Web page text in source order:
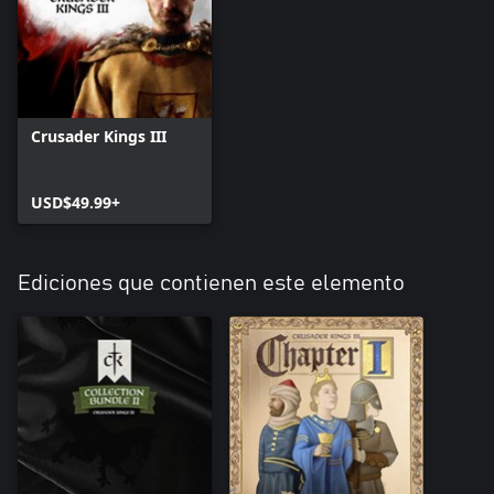
•Nuevo contenido de cultura y opciones: una colección de nuevas
funciones y opciones de juego aguardan a que las explores.
Descúbrelo todo: sacrificios de sangre, berserkers, juicios por
combate, piedras rúnicas, innovaciones culturales, legados
dinásticos vikingos especiales e infinidad de eventos, decisiones y
personajes nuevos.
Crusader Kings III
USD$49.99+
Ediciones que contienen este elemento